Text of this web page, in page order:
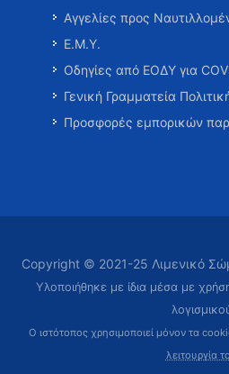
Αγγελίες προς
Ε.Μ.Υ.
Οδηγίες από ΕΟΔΥ για
Γενική Γραμματεία
Προσφορές εμπορικών
Copyright © 2021-25 Λιμενικό
Υλοποιήθηκε με ίδια μέσα με
Ο ιστότοπος χρησιμοποιεί μόνον τα
λειτουργία